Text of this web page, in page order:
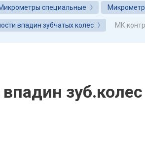
специальные
впадин зубчатых колес МК